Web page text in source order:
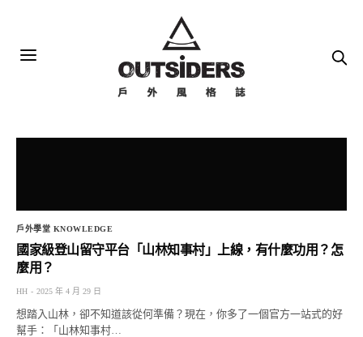
戶外學堂 KNOWLEDGE
國家級登山留守平台「山林知事村」上線，有什麼功用？怎
麼用？
HH 2025 年 4 月 29 日
想踏入山林，卻不知道該從何準備？現在，你多了一個官方一站式的好
幫手：「山林知事村…